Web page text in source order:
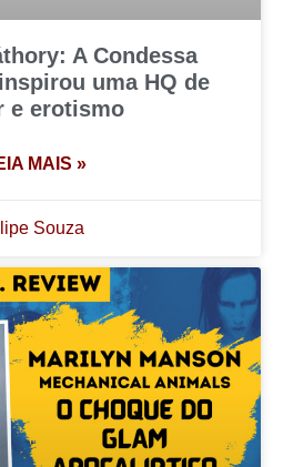
A Condessa
uma HQ de
e erotismo
MAIS »
Souza